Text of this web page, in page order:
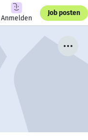
Anmelden
Job posten